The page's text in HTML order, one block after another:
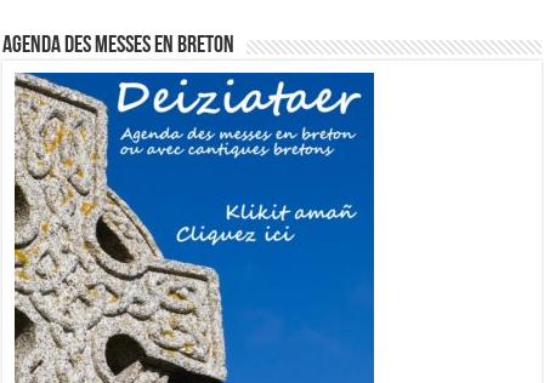
Agenda des messes en breton